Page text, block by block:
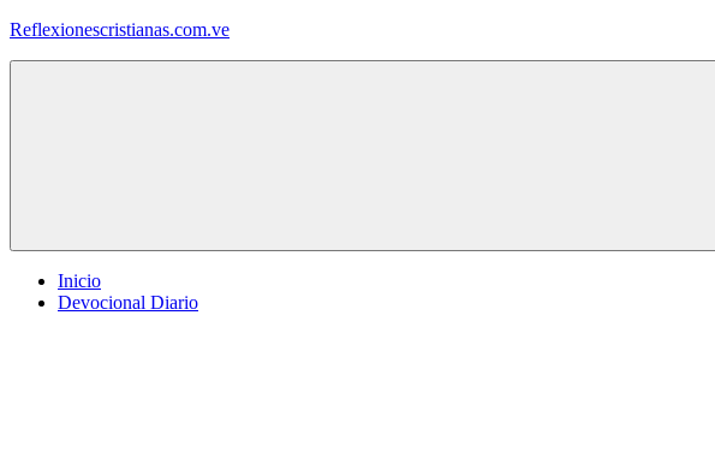
Saltar
Reflexionescristianas.com.ve
Inicio
Devocional Diario